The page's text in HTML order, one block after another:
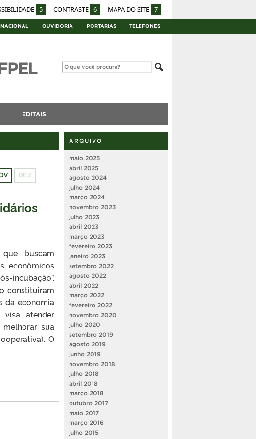
5 CONTRASTE 6 MAPA DO SITE 7
OUVIDORIA PORTARIAS TELEFONES
EDITAIS
DEZ
buscam
econômicos
incubação”.
constituiram
da economia
visa atender
sua
O
ARQUIVO
maio 2025
abril 2025
agosto 2024
julho 2024
março 2024
novembro 2023
julho 2023
abril 2023
março 2023
fevereiro 2023
janeiro 2023
setembro 2022
agosto 2022
abril 2022
março 2022
fevereiro 2022
novembro 2020
julho 2020
setembro 2019
agosto 2019
junho 2019
novembro 2018
julho 2018
abril 2018
março 2018
outubro 2017
maio 2017
março 2016
julho 2015